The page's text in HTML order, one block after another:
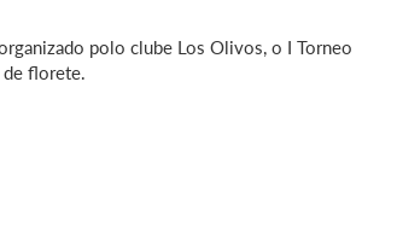
polo clube Los Olivos, o I Torneo
florete.